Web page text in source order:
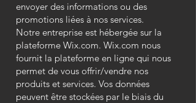
envoyer des informations ou des
promotions liées à nos services.
Notre entreprise est hébergée sur la
plateforme Wix.com. Wix.com nous
fournit la plateforme en ligne qui nous
permet de vous offrir/vendre nos
produits et services. Vos données
peuvent être stockées par le biais du